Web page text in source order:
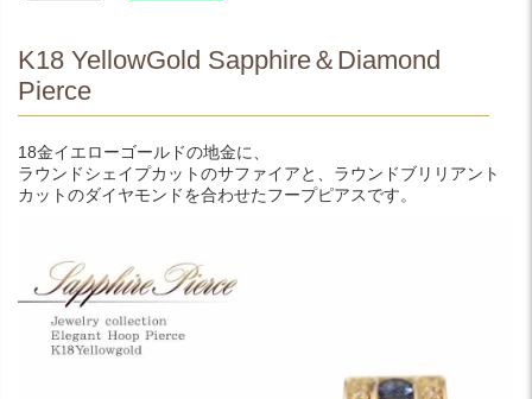
K18 YellowGold Sapphire＆Diamond
Pierce
18金イエローゴールドの地金に、
ラウンドシェイプカットのサファイアと、ラウンドブリリアント
カットのダイヤモンドを合わせたフープピアスです。